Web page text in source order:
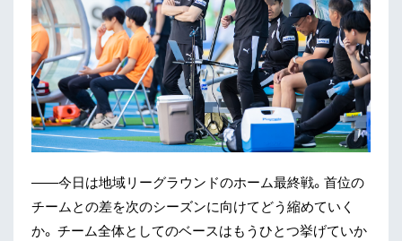
——今日は地域リーグラウンドのホーム最終戦。首位の
チームとの差を次のシーズンに向けてどう縮めていく
か。 チーム全体としてのベースはもうひとつ挙げていか